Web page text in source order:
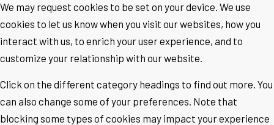
We may request cookies to be set on your device. We use
cookies to let us know when you visit our websites, how you
interact with us, to enrich your user experience, and to
customize your relationship with our website.
Click on the different category headings to find out more. You
can also change some of your preferences. Note that
blocking some types of cookies may impact your experience